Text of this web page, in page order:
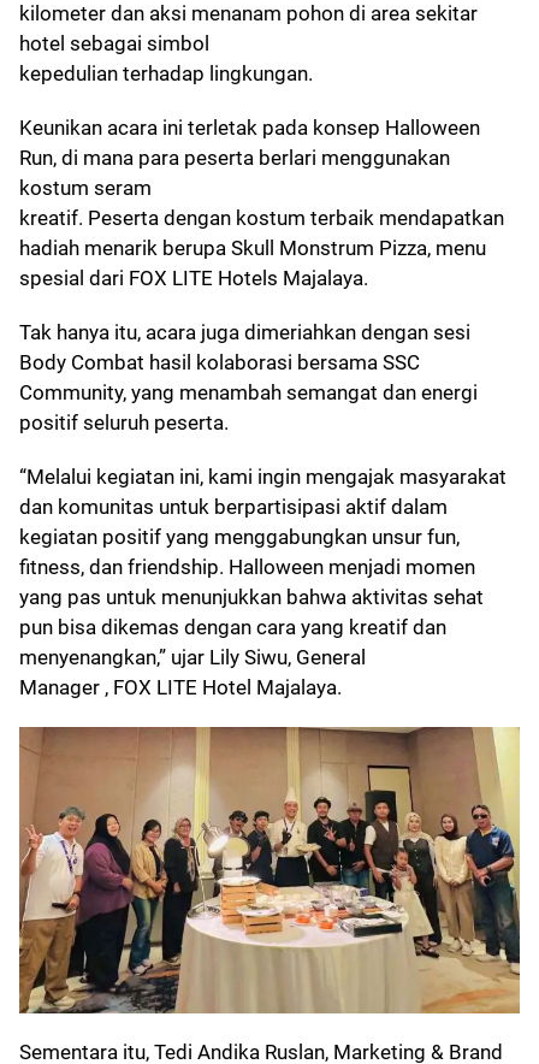
kilometer dan aksi menanam pohon di area sekitar
hotel sebagai simbol
kepedulian terhadap lingkungan.
Keunikan acara ini terletak pada konsep Halloween
Run, di mana para peserta berlari menggunakan
kostum seram
kreatif. Peserta dengan kostum terbaik mendapatkan
hadiah menarik berupa Skull Monstrum Pizza, menu
spesial dari FOX LITE Hotels Majalaya.
Tak hanya itu, acara juga dimeriahkan dengan sesi
Body Combat hasil kolaborasi bersama SSC
Community, yang menambah semangat dan energi
positif seluruh peserta.
“Melalui kegiatan ini, kami ingin mengajak masyarakat
dan komunitas untuk berpartisipasi aktif dalam
kegiatan positif yang menggabungkan unsur fun,
fitness, dan friendship. Halloween menjadi momen
yang pas untuk menunjukkan bahwa aktivitas sehat
pun bisa dikemas dengan cara yang kreatif dan
menyenangkan,” ujar Lily Siwu, General
Manager , FOX LITE Hotel Majalaya.
Sementara itu, Tedi Andika Ruslan, Marketing & Brand